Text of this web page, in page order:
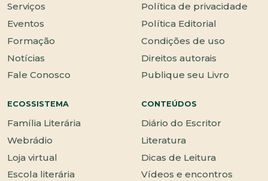
Serviços
Eventos
Formação
Notícias
Fale Conosco
Política de privacidade
Política Editorial
Condições de uso
Direitos autorais
Publique seu Livro
ECOSSISTEMA
Família Literária
Webrádio
Loja virtual
Escola literária
CONTEÚDOS
Diário do Escritor
Literatura
Dicas de Leitura
Vídeos e encontros